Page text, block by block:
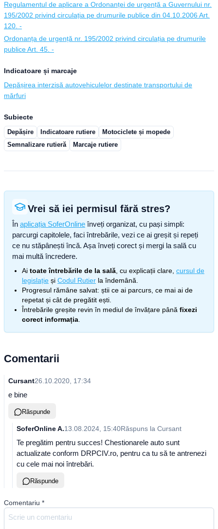
Regulamentul de aplicare a Ordonanței de urgență a Guvernului nr.
195/2002 privind circulația pe drumurile publice din 04.10.2006 Art.
120. -
Ordonanța de urgență nr. 195/2002 privind circulația pe drumurile
publice Art. 45. -
Indicatoare și marcaje
Depășirea interzisă autovehiculelor destinate transportului de
mărfuri
Subiecte
Depășire Indicatoare rutiere
Motociclete și mopede
Semnalizare rutieră
Marcaje rutiere
Vrei să iei permisul fără stres?
În aplicația SoferOnline înveți organizat, cu pași simpli:
parcurgi capitolele, faci întrebările, vezi ce ai greșit și repeți
ce nu stăpânești încă. Așa înveți corect și mergi la sală cu
mai multă încredere.
Ai toate întrebările de la sală , cu explicații clare, cursul de
legislație și Codul Rutier la îndemână.
Progresul rămâne salvat: știi ce ai parcurs, ce mai ai de
repetat și cât de pregătit ești.
Întrebările greșite revin în mediul de învățare până fixezi
corect informația
Comentarii
Cursant26.10.2020, 17:34
e bine
Răspunde
SoferOnline A.13.08.2024, 15:40Răspuns la Cursant
Te pregătim pentru succes! Chestionarele auto sunt
actualizate conform DRPCIV.ro, pentru ca tu să te antrenezi
cu cele mai noi întrebări.
Răspunde
Comentariu *